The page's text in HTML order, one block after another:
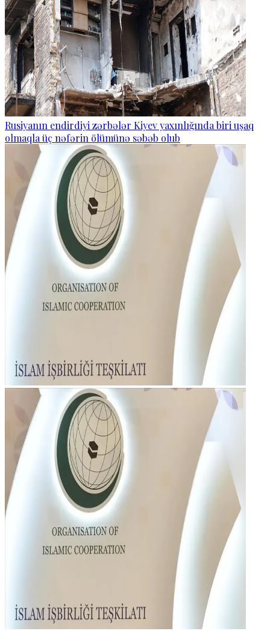
Rusiyanın endirdiyi zərbələr Kiyev yaxınlığında biri uşaq
olmaqla üç nəfərin ölümünə səbəb olub